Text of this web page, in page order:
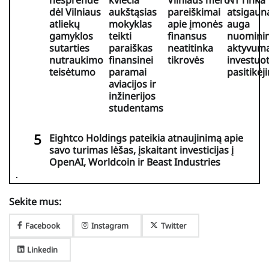
dėl Vilniaus
atliekų
gamyklos
sutarties
nutraukimo
teisėtumo
aukštąsias
mokyklas
teikti
paraiškas
finansinei
paramai
aviacijos ir
inžinerijos
studentams
pareiškimai
apie įmonės
finansus
neatitinka
tikrovės
auga
Eightco Holdings pateikia atnaujinimą apie
savo turimas lėšas, įskaitant investicijas į
OpenAI, Worldcoin ir Beast Industries
Sekite mus:
Facebook Instagram Twitter
Linkedin